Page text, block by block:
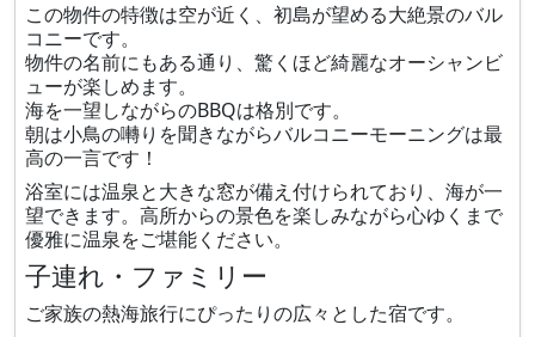
この物件の特徴は空が近く、初島が望める大絶景のバル
コニーです。
物件の名前にもある通り、驚くほど綺麗なオーシャンビ
ューが楽しめます。
海を一望しながらのBBQは格別です。
朝は小鳥の囀りを聞きながらバルコニーモーニングは最
高の一言です！
浴室には温泉と大きな窓が備え付けられており、海が一
望できます。高所からの景色を楽しみながら心ゆくまで
優雅に温泉をご堪能ください。
子連れ・ファミリー
ご家族の熱海旅行にぴったりの広々とした宿です。